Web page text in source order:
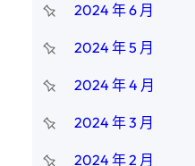
2024 年 6 月
2024 年 5 月
2024 年 4 月
2024 年 3 月
2024 年 2 月